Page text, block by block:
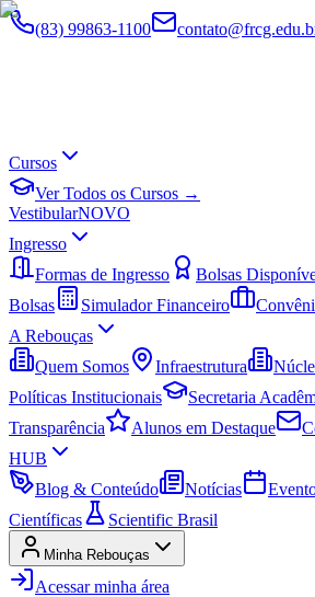
(83) 99863-1100
Cursos
Ver Todos os Cursos →
VestibularNOVO
Ingresso
Formas de Ingresso
Bolsas
Bolsas
Simulador Financeiro
A Rebouças
Quem Somos
Infraestrutura
Políticas Institucionais
Secretaria
Transparência
Alunos em Destaque
HUB
Blog & Conteúdo
Notícias
Científicas
Scientific Brasil
Minha Rebouças
Acessar minha área